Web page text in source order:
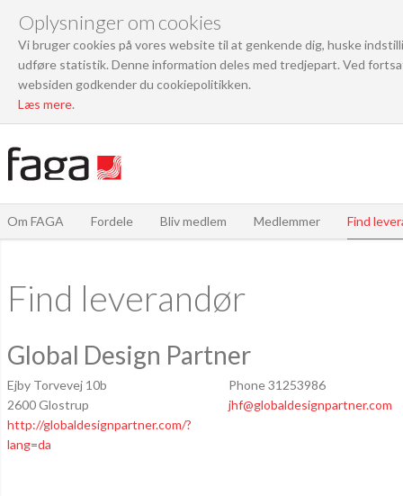
Oplysninger om cookies
Vi bruger cookies på vores website til at genkende dig, huske
udføre statistik. Denne information deles med tredjepart. Ved
websiden godkender du cookiepolitikken.
Læs mere.
Om FAGA Fordele Bliv medlem Medlemmer Find
Find leverandør
Global Design Partner
Ejby Torvevej 10b
2600 Glostrup
http://globaldesignpartner.com/?
lang=da
Phone 31253986
jhf@globaldesignpartner.com